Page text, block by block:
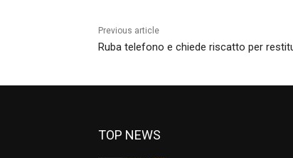
Previous article
Ruba telefono e chiede riscatto per
TOP NEWS